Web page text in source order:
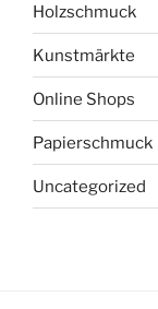
Holzschmuck
Kunstmärkte
Online Shops
Papierschmuck
Uncategorized